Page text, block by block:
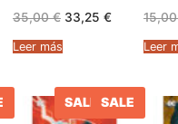
35,00€ El
precio
33,25 €El
actual
Leer más Leer
SALE SALE